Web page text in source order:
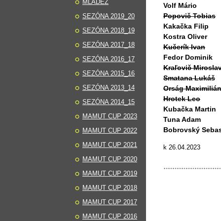
Volf Mário
Popovič Tobias
Kakačka Filip
Kostra Oliver
Kučerík Ivan
Fedor Dominik
Kraľovič
Smatana Lukáš
Orság Maximilián
Hrotek Leo
Kubačka Martin
Tuna Adam
Bobrovský
k 26.04.2023
MLÁDEŽ
SEZÓNA 2019_20
SEZÓNA 2018_19
SEZÓNA 2017_18
SEZÓNA 2016_17
SEZÓNA 2015_16
SEZÓNA 2013_14
SEZÓNA 2014_15
MAMUT CUP 2023
MAMUT CUP 2022
MAMUT CUP 2021
MAMUT CUP 2020
MAMUT CUP 2019
MAMUT CUP 2018
MAMUT CUP 2017
MAMUT CUP 2016